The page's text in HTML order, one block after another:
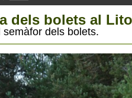
dels bolets al
dels bolets.